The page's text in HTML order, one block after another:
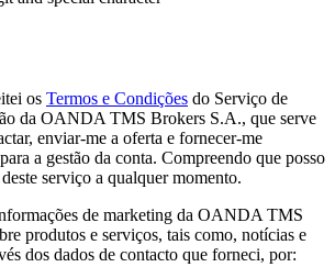
os Termos e Condições do Serviço de
da OANDA TMS Brokers S.A., que serve
enviar-me a oferta e fornecer-me
a gestão da conta. Compreendo que posso
serviço a qualquer momento.
de marketing da OANDA TMS
produtos e serviços, tais como, notícias e
dos dados de contacto que forneci, por: